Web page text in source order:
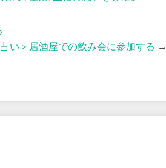
い＞居酒屋での飲み会に参加する →